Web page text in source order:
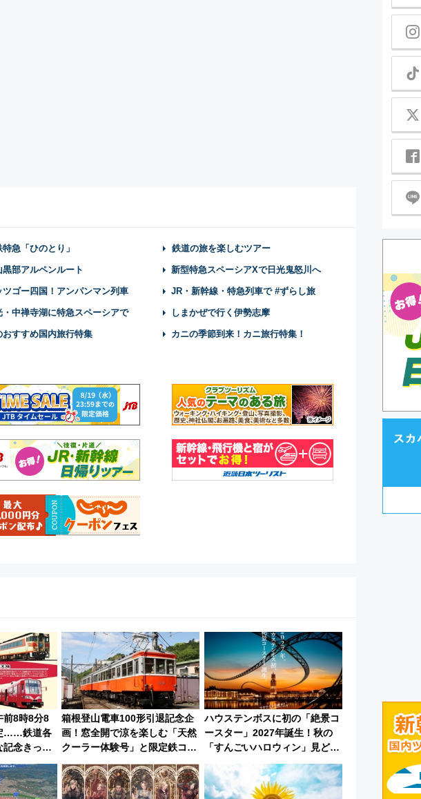
急「ひのとり」 鉄道の旅を楽しむツアー
黒部アルペンルート 新型特急スペーシアXで日光鬼怒川へ
ツゴー四国！アンパンマン列車 JR・新幹線・特急列車で #ずらし旅
・中禅寺湖に特急スペーシアで しまかぜで行く伊勢志摩
おすすめ国内旅行特集 カニの季節到来！カニ旅行特集！
前8時8分8
……鉄道各
記念きっぷ
箱根登山電車100形引退記念企
画！窓全開で涼を楽しむ「天然
クーラー体験号」と限定鉄コレ
発売
ハウステンボスに初の「絶景コ
ースター」2027年誕生！秋の
「すんごいハロウィン」見どこ
ろも一挙紹介